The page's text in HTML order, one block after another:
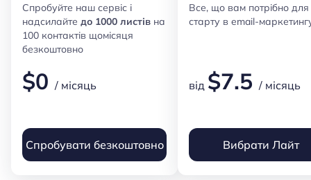
Спробуйте наш сервіс і
надсилайте до 1000 листів на
100 контактів щомісяця
безкоштовно
$0 / місяць
Спробувати безкоштовно
Все, що вам потрібно для
старту в email-
від $7.5 / місяць
Вибрати Лайт